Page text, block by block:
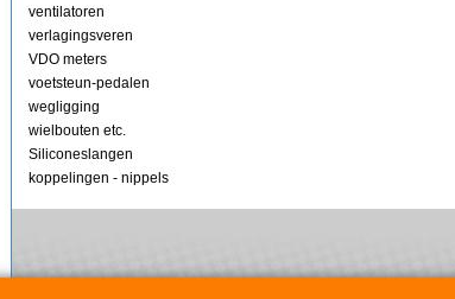
ventilatoren
verlagingsveren
VDO meters
voetsteun-pedalen
wegligging
wielbouten etc.
Siliconeslangen
koppelingen - nippels